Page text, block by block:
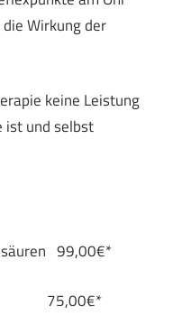
Wirkung der
keine Leistung
ist und selbst
99,00€*
C 75,00€*